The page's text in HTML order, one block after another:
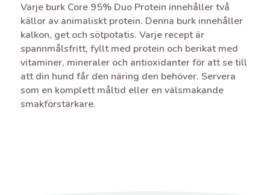
Varje burk Core 95% Duo Protein innehåller två
källor av animaliskt protein. Denna burk innehåller
kalkon, get och sötpotatis. Varje recept är
spannmålsfritt, fyllt med protein och berikat med
vitaminer, mineraler och antioxidanter för att se till
att din hund får den näring den behöver. Servera
som en komplett måltid eller en välsmakande
smakförstärkare.